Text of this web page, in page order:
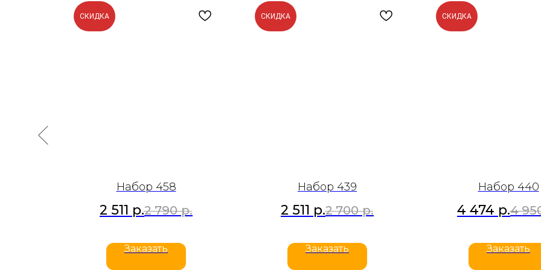
СКИДКА
Набор 458
2 511 р.2 790 р.
Заказать
СКИДКА
Набор 439
2 511 р.2 700 р.
Заказать
СКИДКА
Набор 440
4 474 р.4
Заказать